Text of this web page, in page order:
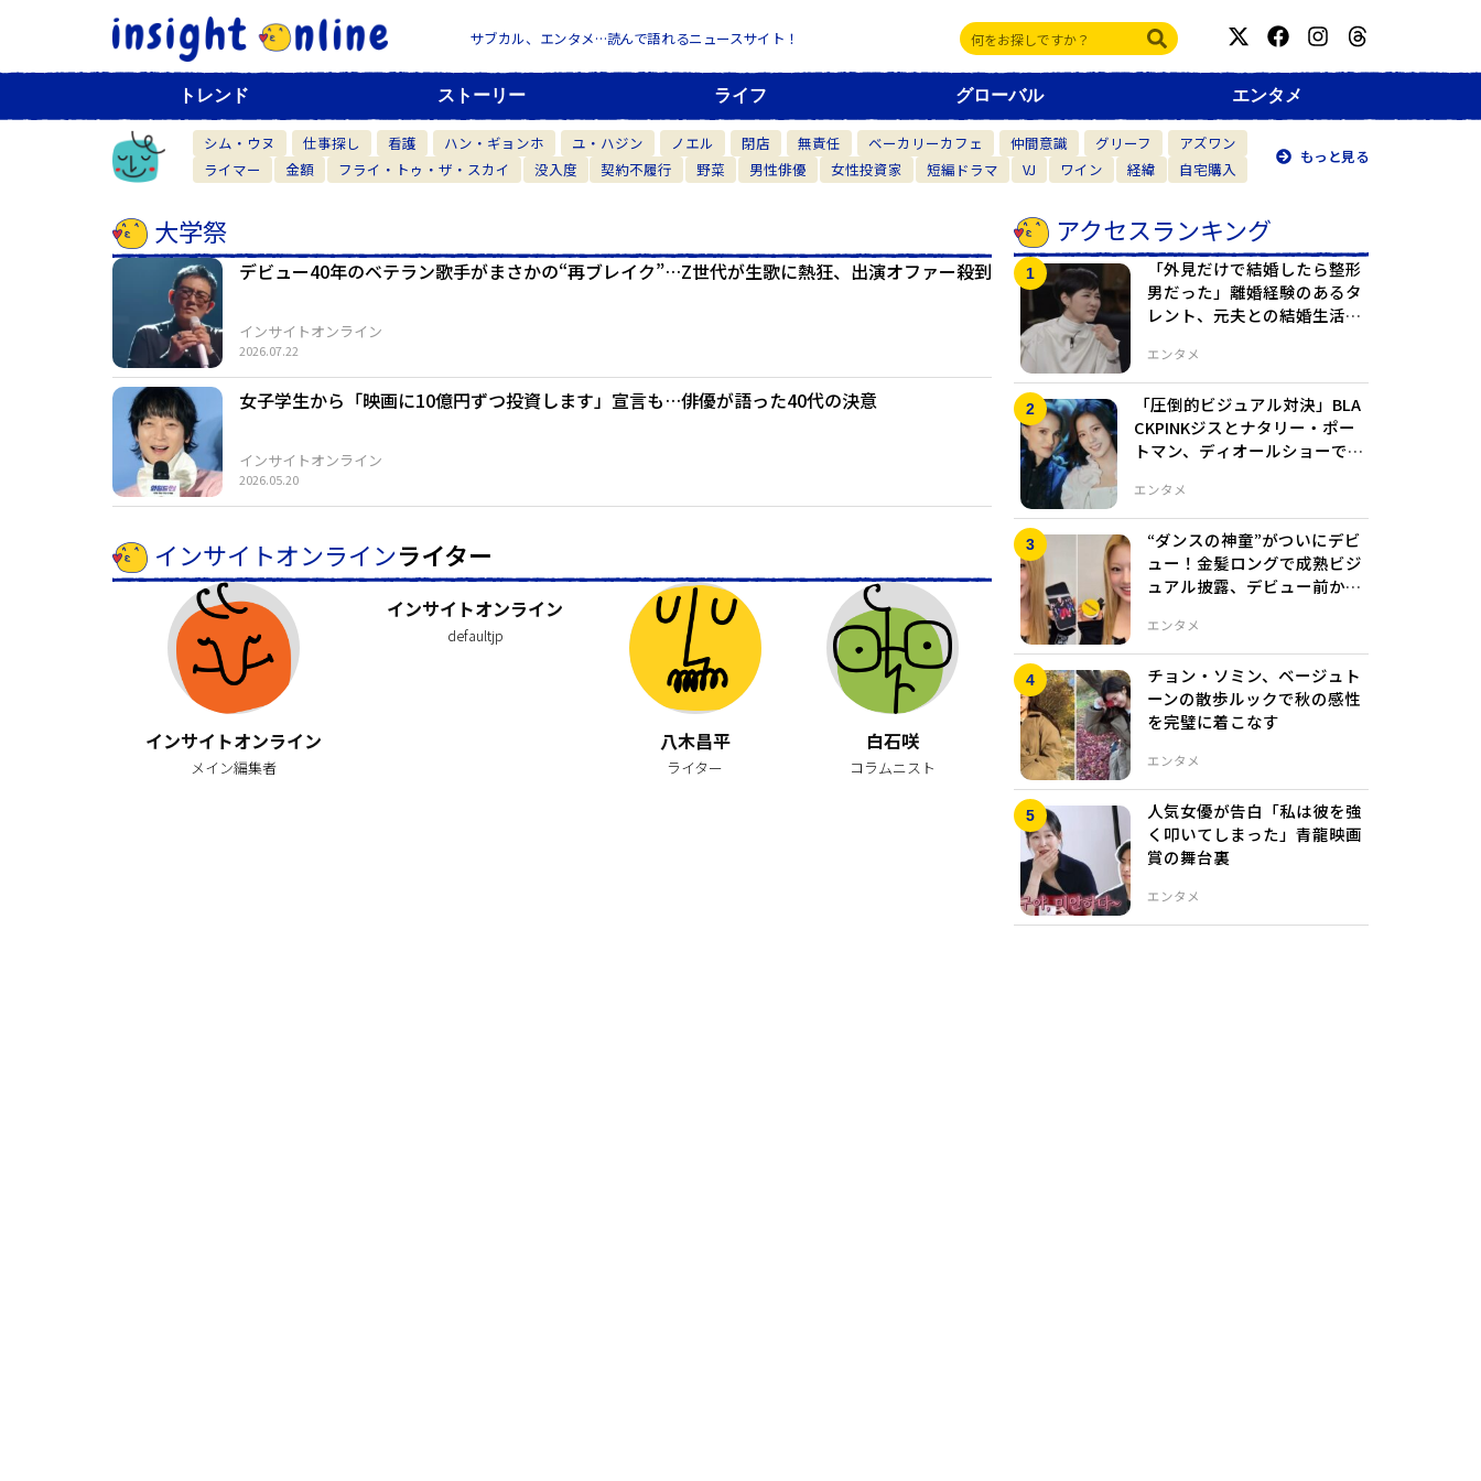
サブカル、エンタメ…読んで語れるニュースサイト！
トレンド ストーリー ライフ グローバル エンタメ
シム・ウヌ 仕事探し 看護 ハン・ギョンホ ユ・ハジン ノエル 閉店 無責任 ベーカリーカフェ 仲間意識 グリーフ
アズワン
ライマー
金額 フライ・トゥ・ザ・スカイ 没入度 契約不履行 野菜 男性俳優 女性投資家 短編ドラマ VJ ワイン 経緯 自宅購入
もっと見る
大学祭
デビュー40年のベテラン歌手がまさかの“再ブレイク”…Z世代が生歌に熱狂、出演オファー殺到
2026.07.22
インサイトオンライン
女子学生から「映画に10億円ずつ投資します」宣言も…俳優が語った40代の決意
2026.05.20
インサイトオンライン
インサイトオンラインライター
インサイトオンライン
メイン編集者
インサイトオンライン
defaultjp
八木昌平
ライター
白石咲
コラムニスト
アクセスランキング
エンタメ
「外見だけで結婚したら整形
男だった」離婚経験のあるタ
レント、元夫との結婚生活に
エンタメ
「圧倒的ビジュアル対決」BLA
CKPINKジスとナタリー・ポー
トマン、ディオールショーでの
エンタメ
“ダンスの神童”がついにデビ
ュー！金髪ロングで成熟ビジ
ュアル披露、デビュー前から
エンタメ
チョン・ソミン、ベージュト
ーンの散歩ルックで秋の感性
を完璧に着こなす
エンタメ
人気女優が告白「私は彼を強
く叩いてしまった」青龍映画
賞の舞台裏